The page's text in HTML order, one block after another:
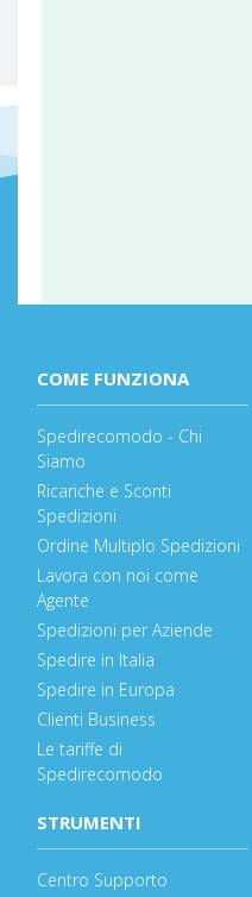
COME FUNZIONA
Spedirecomodo - Chi
Siamo
Ricariche e Sconti
Spedizioni
Ordine Multiplo Spedizioni
Lavora con noi come
Agente
Spedizioni per Aziende
Spedire in Italia
Spedire in Europa
Clienti Business
Le tariffe di
Spedirecomodo
STRUMENTI
Centro Supporto